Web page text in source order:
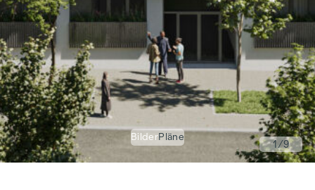
BilderPläne
1/9